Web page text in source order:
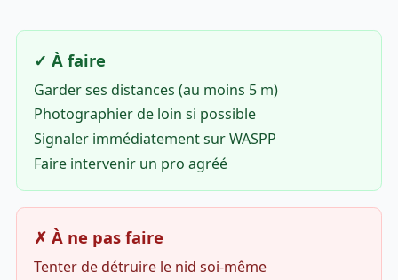
✓ À faire
Garder ses distances (au moins 5 m)
Photographier de loin si possible
Signaler immédiatement sur WASPP
Faire intervenir un pro agréé
✗ À ne pas faire
Tenter de détruire le nid soi-même